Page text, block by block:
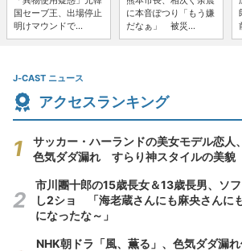
国セーブ王、出場停止
明けマウンドで...
に本音ぽつり「もう嫌
だなぁ」 被災...
J-CAST ニュース
アクセスランキング
サッカー・ハーランドの美女モデル恋人
色気ダダ漏れ すらり神スタイルの美貌
市川團十郎の15歳長女＆13歳長男、ソ
し2ショ 「海老蔵さんにも麻央さんに
になったな～」
NHK朝ドラ「風、薫る」、色気ダダ漏